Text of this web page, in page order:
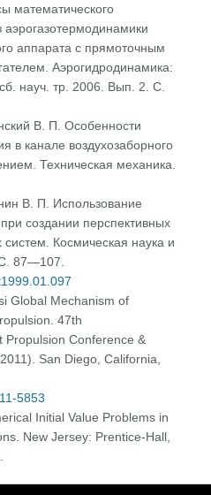
математического
аппарата с прямоточным
Аэрогидродинамика:
науч. тр. 2006. Вып. 2. С.
В. П. Особенности
в канале воздухозаборного
Техническая механика.
В. П. Использование
создании перспективных
систем. Космическая наука и
87—107.
Global Mechanism of
47th
Propulsion Conference &
San Diego, California,
5853
Initial Value Problems in
New Jersey: Prentice-Hall,